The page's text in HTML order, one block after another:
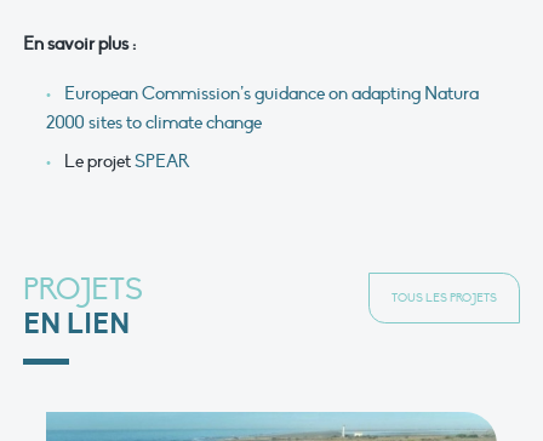
En savoir plus :
European Commission’s guidance on adapting Natura
2000 sites to climate change
Le projetSPEAR
PROJETS
EN LIEN
TOUS LES PROJETS